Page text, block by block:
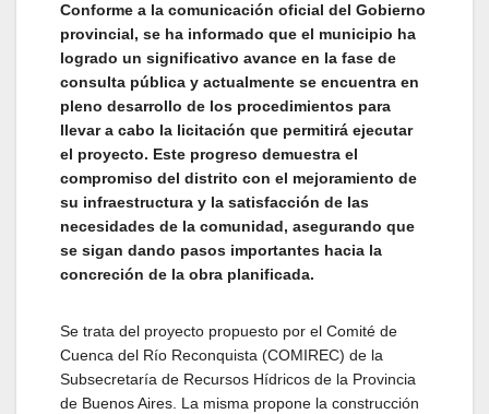
Conforme a la comunicación oficial del Gobierno
provincial, se ha informado que el municipio ha
logrado un significativo avance en la fase de
consulta pública y actualmente se encuentra en
pleno desarrollo de los procedimientos para
llevar a cabo la licitación que permitirá ejecutar
el proyecto. Este progreso demuestra el
compromiso del distrito con el mejoramiento de
su infraestructura y la satisfacción de las
necesidades de la comunidad, asegurando que
se sigan dando pasos importantes hacia la
concreción de la obra planificada.
Se trata del proyecto propuesto por el Comité de
Cuenca del Río Reconquista (COMIREC) de la
Subsecretaría de Recursos Hídricos de la Provincia
de Buenos Aires. La misma propone la construcción